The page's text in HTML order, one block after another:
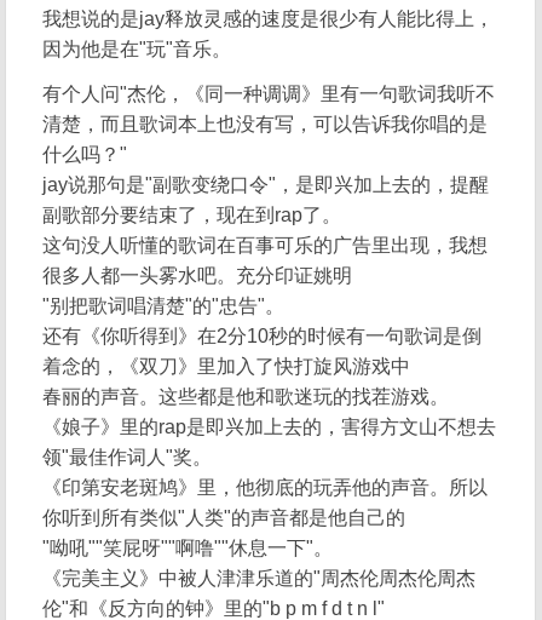
我想说的是jay释放灵感的速度是很少有人能比得上，
因为他是在"玩"音乐。
有个人问"杰伦，《同一种调调》里有一句歌词我听不
清楚，而且歌词本上也没有写，可以告诉我你唱的是
什么吗？"
jay说那句是"副歌变绕口令"，是即兴加上去的，提醒
副歌部分要结束了，现在到rap了。
这句没人听懂的歌词在百事可乐的广告里出现，我想
很多人都一头雾水吧。充分印证姚明
"别把歌词唱清楚"的"忠告"。
还有《你听得到》在2分10秒的时候有一句歌词是倒
着念的，《双刀》里加入了快打旋风游戏中
春丽的声音。这些都是他和歌迷玩的找茬游戏。
《娘子》里的rap是即兴加上去的，害得方文山不想去
领"最佳作词人"奖。
《印第安老斑鸠》里，他彻底的玩弄他的声音。所以
你听到所有类似"人类"的声音都是他自己的
"呦吼""笑屁呀""啊噜""休息一下"。
《完美主义》中被人津津乐道的"周杰伦周杰伦周杰
伦"和《反方向的钟》里的"b p m f d t n l"